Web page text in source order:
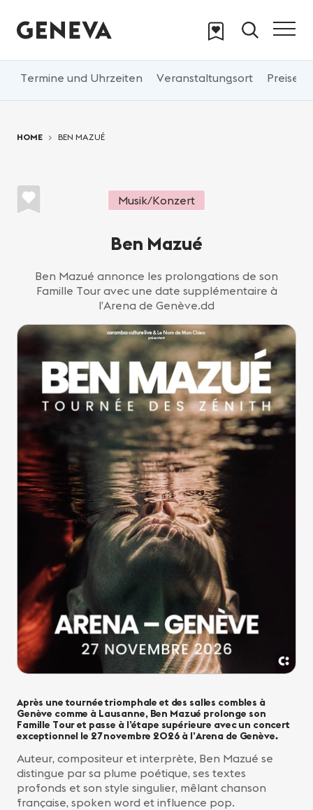
Um Termine und Uhrzeiten Veranstaltungsort
HOME BEN MAZUÉ
Musik/Konzert
Ben Mazué
Ben Mazué annonce les prolongations de son
Famille Tour avec une date supplémentaire à
l’Arena de Genève.dd
Après une tournée triomphale et des salles combles à
Genève comme à Lausanne, Ben Mazué prolonge son
Famille Tour et passe à l’étape supérieure avec un concert
exceptionnel le 27 novembre 2026 à l’Arena de Genève.
Auteur, compositeur et interprète, Ben Mazué se
distingue par sa plume poétique, ses textes
profonds et son style singulier, mêlant chanson
française, spoken word et influence pop.